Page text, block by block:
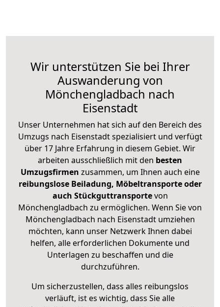
Wir unterstützen Sie bei Ihrer
Auswanderung von
Mönchengladbach nach
Eisenstadt
Unser Unternehmen hat sich auf den Bereich des
Umzugs nach Eisenstadt spezialisiert und verfügt
über 17 Jahre Erfahrung in diesem Gebiet. Wir
arbeiten ausschließlich mit den besten
Umzugsfirmen zusammen, um Ihnen auch eine
reibungslose Beiladung, Möbeltransporte oder
auch Stückguttransportevon
Mönchengladbach zu ermöglichen. Wenn Sie von
Mönchengladbach nach Eisenstadt umziehen
möchten, kann unser Netzwerk Ihnen dabei
helfen, alle erforderlichen Dokumente und
Unterlagen zu beschaffen und die
durchzuführen.
Um sicherzustellen, dass alles reibungslos
verläuft, ist es wichtig, dass Sie alle